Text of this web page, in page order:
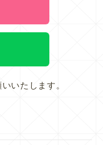
いたします。